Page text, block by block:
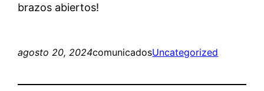
brazos abiertos!
agosto 20, 2024comunicadosUncategorized